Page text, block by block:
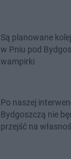
Są planowane
w Pniu pod
wampirki
Po naszej
Bydgoszczą nie
przejść na